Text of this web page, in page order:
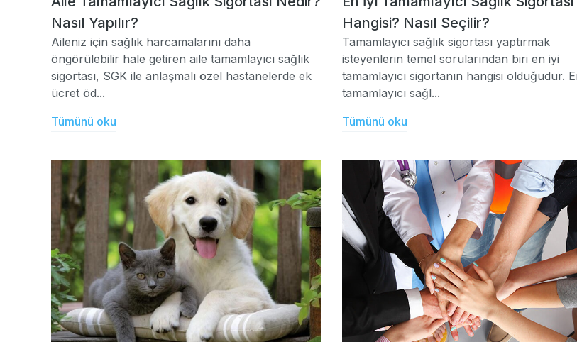
Nasıl Yapılır?
Aileniz için sağlık harcamalarını daha
öngörülebilir hale getiren aile tamamlayıcı sağlık
sigortası, SGK ile anlaşmalı özel hastanelerde ek
ücret öd...
Tümünü oku
Hangisi? Nasıl Seçilir?
Tamamlayıcı sağlık sigortası yaptırmak
isteyenlerin temel sorularından biri en iyi
tamamlayıcı sigortanın hangisi olduğudur.
tamamlayıcı sağl...
Tümünü oku